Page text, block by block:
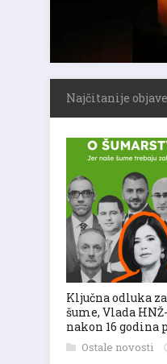
Najčitanije objave
Ključna odluka
šume, Vlada
nakon 16 godina
Ostale novosti